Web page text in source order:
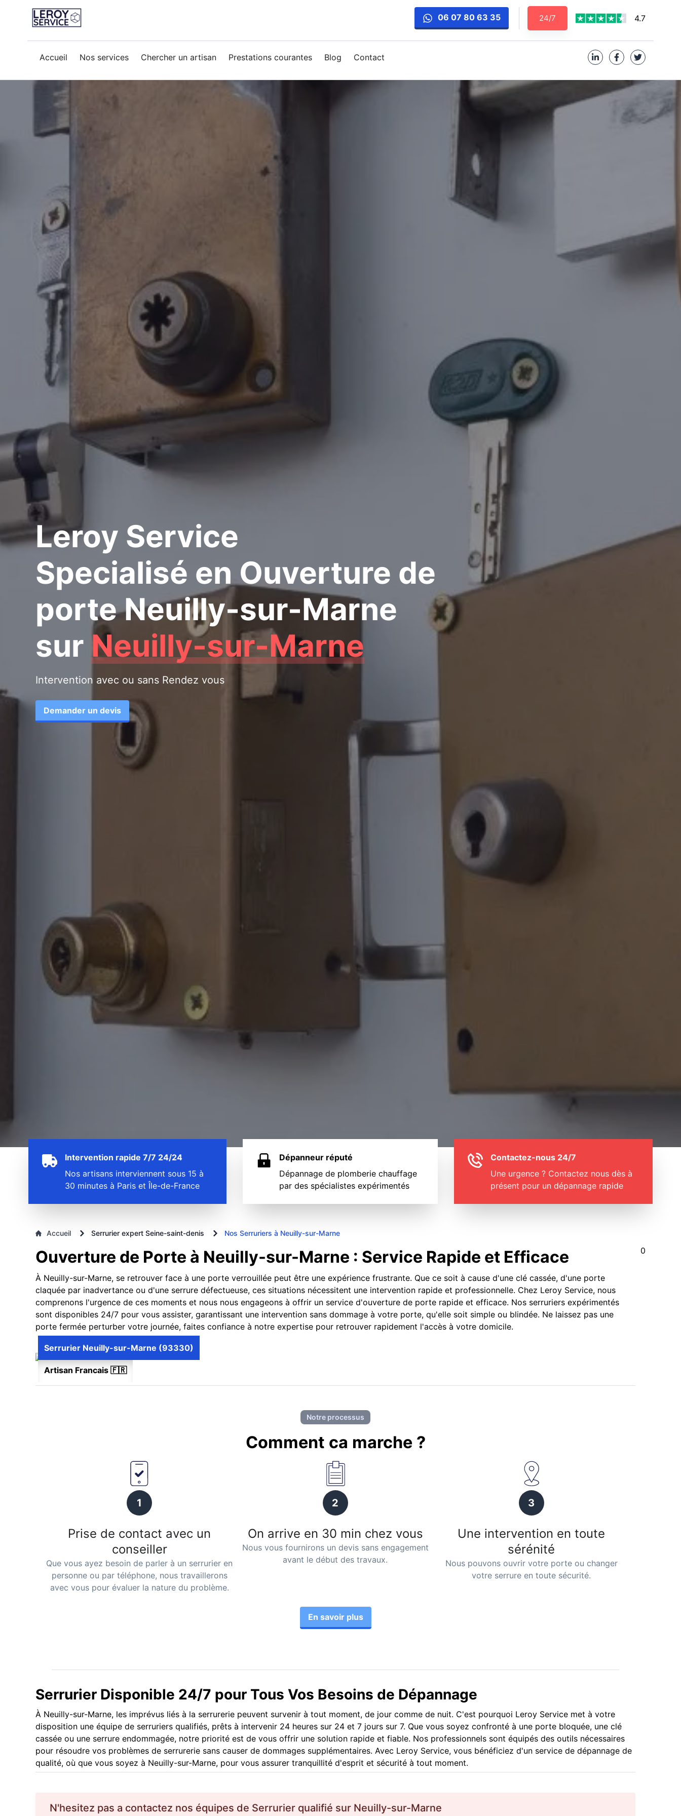
06 07 80 63 35 24/7 4.7
Accueil Nos services Chercher un artisan Prestations courantes Blog Contact
ouverture-porte
Leroy Service
Specialisé en Ouverture de
porte Neuilly-sur-Marne
sur Neuilly-sur-Marne
Intervention avec ou sans Rendez vous
Demander un devis
Intervention rapide 7/7 24/24
Nos artisans interviennent sous 15 à
30 minutes à Paris et Île-de-France
Dépanneur réputé
Dépannage de plomberie chauffage
par des spécialistes expérimentés
Contactez-nous 24/7
Une urgence ? Contactez nous dès à
présent pour un dépannage rapide
Accueil Serrurier expert Seine-saint-denis Nos Serruriers à Neuilly-sur-Marne
Ouverture de Porte à Neuilly-sur-Marne : Service Rapide et Efficace
À Neuilly-sur-Marne, se retrouver face à une porte verrouillée peut être une expérience frustrante. Que ce soit à cause d'une clé cassée, d'une porte
claquée par inadvertance ou d'une serrure défectueuse, ces situations nécessitent une intervention rapide et professionnelle. Chez Leroy Service, nous
comprenons l'urgence de ces moments et nous nous engageons à offrir un service d'ouverture de porte rapide et efficace. Nos serruriers expérimentés
sont disponibles 24/7 pour vous assister, garantissant une intervention sans dommage à votre porte, qu'elle soit simple ou blindée. Ne laissez pas une
porte fermée perturber votre journée, faites confiance à notre expertise pour retrouver rapidement l'accès à votre domicile.
Artisan Francais 🇫🇷
Serrurier Neuilly-sur-Marne (93330)
Notre processus
Comment ca marche ?
1
Prise de contact avec un
conseiller
Que vous ayez besoin de parler à un serrurier en
personne ou par téléphone, nous travaillerons
avec vous pour évaluer la nature du problème.
2
On arrive en 30 min chez vous
Nous vous fournirons un devis sans engagement
avant le début des travaux.
3
Une intervention en toute
sérénité
Nous pouvons ouvrir votre porte ou changer
votre serrure en toute sécurité.
En savoir plus
Serrurier Disponible 24/7 pour Tous Vos Besoins de Dépannage
À Neuilly-sur-Marne, les imprévus liés à la serrurerie peuvent survenir à tout moment, de jour comme de nuit. C'est pourquoi Leroy Service met à votre
disposition une équipe de serruriers qualifiés, prêts à intervenir 24 heures sur 24 et 7 jours sur 7. Que vous soyez confronté à une porte bloquée, une clé
cassée ou une serrure endommagée, notre priorité est de vous offrir une solution rapide et fiable. Nos professionnels sont équipés des outils nécessaires
pour résoudre vos problèmes de serrurerie sans causer de dommages supplémentaires. Avec Leroy Service, vous bénéficiez d'un service de dépannage de
qualité, où que vous soyez à Neuilly-sur-Marne, pour vous assurer tranquillité d'esprit et sécurité à tout moment.
N'hesitez pas a contactez nos équipes de Serrurier qualifié sur Neuilly-sur-Marne
0